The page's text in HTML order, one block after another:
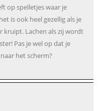
op spelletjes waar je
is ook heel gezellig als je
kruipt. Lachen als zij wordt
Pas je wel op dat je
het scherm?